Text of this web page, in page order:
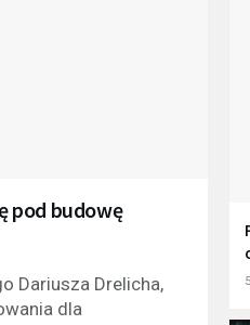
pod budowę
Dariusza Drelicha,
dla